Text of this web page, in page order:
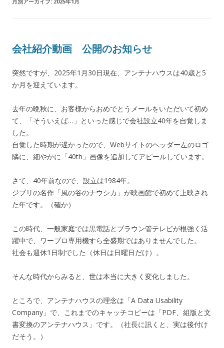
会社紹介動画 公開のお知らせ
突然ですが、2025年1月30日現在、アンテナハウスは40歳と5
か月を迎えています。
去年の晩秋に、お客様からおめでとうメールをいただいて初め
て、「そういえば…」といった感じで会社設立40年を自覚しま
した。
自覚した時期が遅かったので、Webサイトのヘッダー左のロゴ
隣に、細やかに「40th」画像を追加してアピールしています。
さて、40年前なので、設立は1984年。
ジブリの名作「風の谷のナウシカ」が映画館で初めて上映され
た年です。（確か）
この時代、一般家庭では黒電話とブラウン管テレビが根強く活
躍中で、ワープロ専用機すら全盛期ではありませんでした。
社会も週休1日制でした（休日は日曜日だけ）。
そんな時代からみると、世は本当に大きく変化しました。
ところで、アンテナハウスの理念は「A Data Usability
Company」で、これまでのキャッチコピーは「PDF、組版と文
書変換のアンテナハウス」です。（社長に訊くと、実は後付け
だそう。）